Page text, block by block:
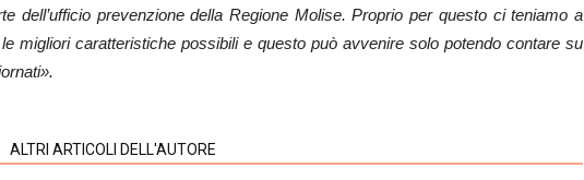
dell’ufficio prevenzione della Regione Molise. Proprio per questo ci teniamo a
migliori caratteristiche possibili e questo può avvenire solo potendo contare su
ALTRI ARTICOLI DELL'AUTORE